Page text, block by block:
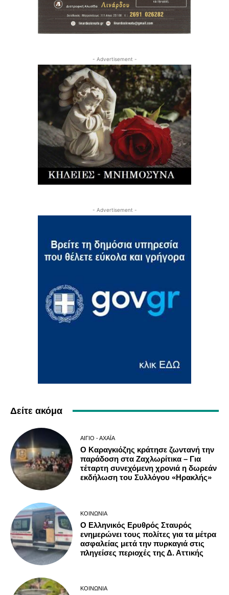
- Advertisement -
- Advertisement -
Δείτε ακόμα
ΑΊΓΙΟ - ΑΧΑΪ́Α
Ο Καραγκιόζης κράτησε ζωντανή την
παράδοση στα Ζαχλωρίτικα – Για
τέταρτη συνεχόμενη χρονιά η δωρεάν
εκδήλωση του Συλλόγου «Ηρακλής»
ΚΟΙΝΩΝΊΑ
Ο Ελληνικός Ερυθρός Σταυρός
ενημερώνει τους πολίτες για τα μέτρα
ασφαλείας μετά την πυρκαγιά στις
πληγείσες περιοχές της Δ. Αττικής
ΚΟΙΝΩΝΊΑ